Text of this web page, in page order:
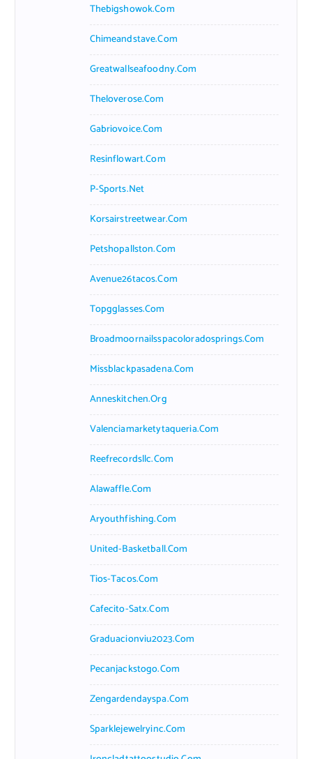
Thebigshowok.com
Chimeandstave.com
Greatwallseafoodny.com
Theloverose.com
Gabriovoice.com
Resinflowart.com
P-Sports.net
Korsairstreetwear.com
Petshopallston.com
Avenue26tacos.com
Topgglasses.com
Broadmoornailsspacoloradosprings.com
Missblackpasadena.com
Anneskitchen.org
Valenciamarketytaqueria.com
Reefrecordsllc.com
Alawaffle.com
Aryouthfishing.com
United-Basketball.com
Tios-Tacos.com
Cafecito-Satx.com
Graduacionviu2023.com
Pecanjackstogo.com
Zengardendayspa.com
Sparklejewelryinc.com